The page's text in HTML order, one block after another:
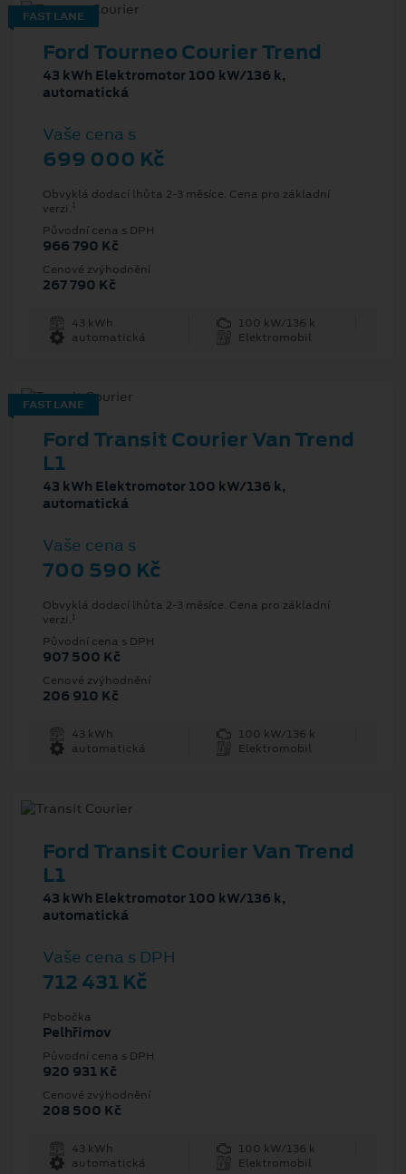
FAST LANE
Ford Tourneo Courier Trend
43 kWh Elektromotor 100 kW/136 k,
automatická
Vaše cena s
699 000 Kč
Obvyklá dodací lhůta 2-3 měsíce. Cena pro základní
verzi. 1
Původní cena s DPH
966 790 Kč
Cenové zvýhodnění
267 790 Kč
43 kWh
100 kW/136 k
automatická
Elektromobil
FAST LANE
Ford Transit Courier Van Trend
L1
43 kWh Elektromotor 100 kW/136 k,
automatická
Vaše cena s
700 590 Kč
Obvyklá dodací lhůta 2-3 měsíce. Cena pro základní
verzi. 1
Původní cena s DPH
907 500 Kč
Cenové zvýhodnění
206 910 Kč
43 kWh
100 kW/136 k
automatická
Elektromobil
Ford Transit Courier Van Trend
L1
43 kWh Elektromotor 100 kW/136 k,
automatická
Vaše cena s DPH
712 431 Kč
Pobočka
Pelhřimov
Původní cena s DPH
920 931 Kč
Cenové zvýhodnění
208 500 Kč
43 kWh
100 kW/136 k
automatická
Elektromobil